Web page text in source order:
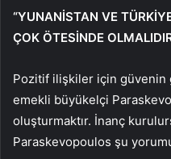
“YUNANİSTAN VE
ÇOK ÖTESİNDE
Pozitif ilişkiler için güvenin
emekli büyükelçi
oluşturmaktır. İnanç
Paraskevopoulos şu